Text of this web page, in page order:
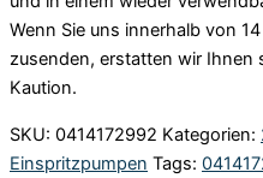
Wenn Sie uns innerhalb von
zusenden, erstatten wir Ihnen
Kaution.
SKU: 0414172992 Kategorien:
Einspritzpumpen Tags: